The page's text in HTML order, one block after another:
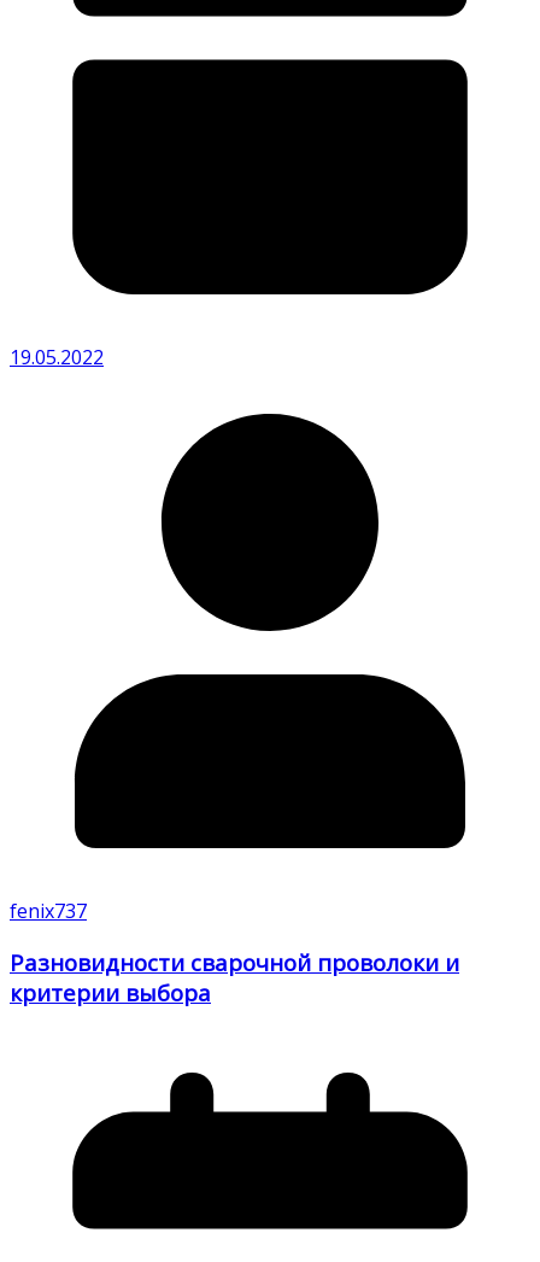
19.05.2022
fenix737
Разновидности сварочной проволоки и
критерии выбора